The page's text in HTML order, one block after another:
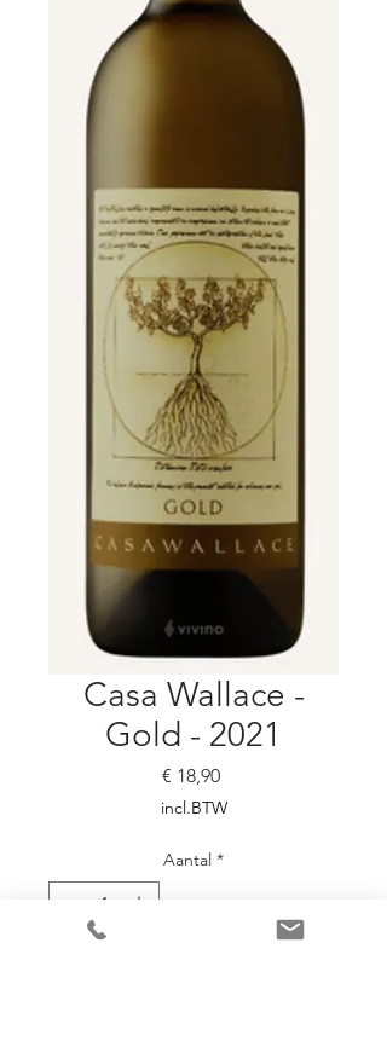
Casa Wallace -
Gold - 2021
€ 18,90Prijs
incl.BTW
Aantal *